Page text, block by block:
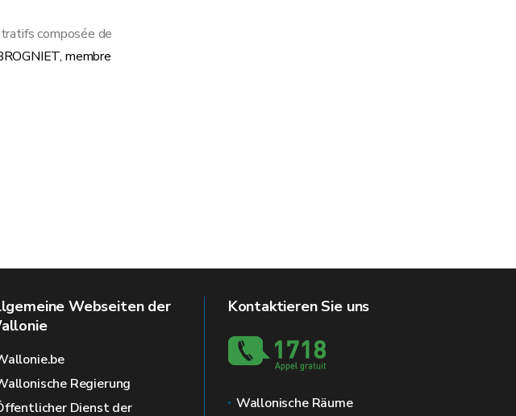
composée de
membre
Webseiten der
Regierung
Dienst der
Kontaktieren Sie uns
Wallonische Räume